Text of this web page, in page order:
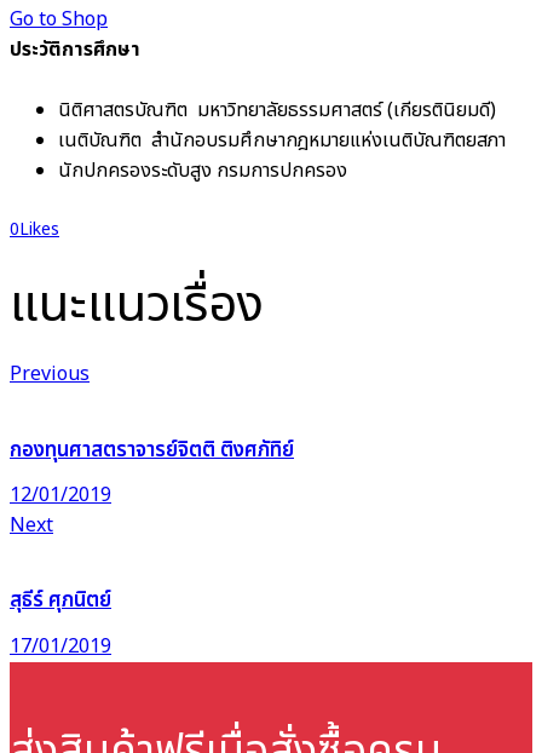
Go to Shop
ประวัติการศึกษา
นิติศาสตรบัณฑิต มหาวิทยาลัยธรรมศาสตร์ (เกียรตินิยมดี)
เนติบัณฑิต สํานักอบรมศึกษากฎหมายแห่งเนติบัณฑิตยสภา
นักปกครองระดับสูง กรมการปกครอง
0Likes
แนะแนวเรื่อง
Previous
กองทุนศาสตราจารย์จิตติ ติงศภัทิย์
12/01/2019
Next
สุธีร์ ศุภนิตย์
17/01/2019